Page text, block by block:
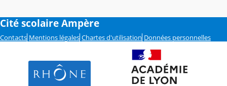
Cité scolaire Ampère
Contacts Mentions légales Chartes d'utilisation Données personnelles